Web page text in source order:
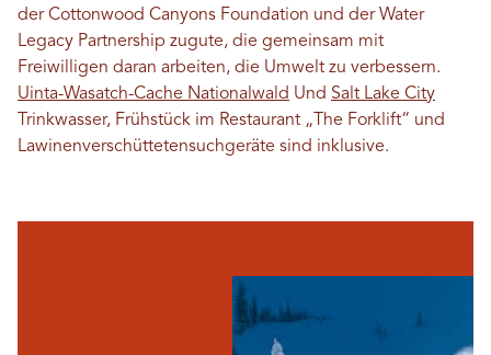
der Cottonwood Canyons Foundation und der Water
Legacy Partnership zugute, die gemeinsam mit
Freiwilligen daran arbeiten, die Umwelt zu verbessern.
Uinta-Wasatch-Cache Nationalwald Und Salt Lake City
Trinkwasser, Frühstück im Restaurant „The Forklift“ und
Lawinenverschüttetensuchgeräte sind inklusive.